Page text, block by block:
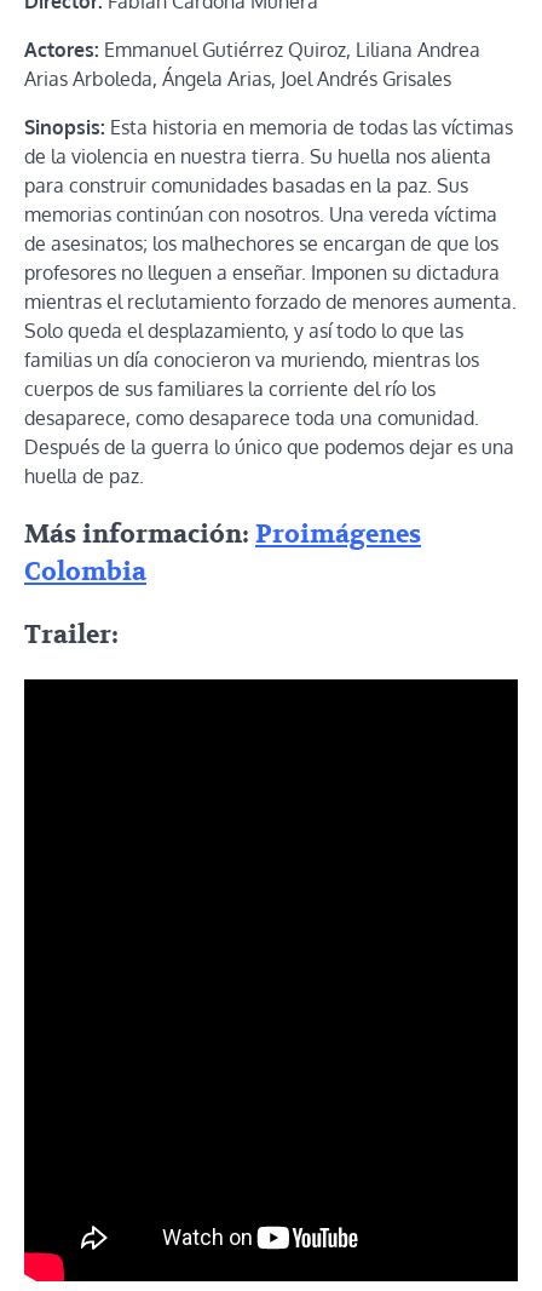
Actores: Emmanuel Gutiérrez Quiroz, Liliana Andrea
Arias Arboleda, Ángela Arias, Joel Andrés Grisales
Sinopsis: Esta historia en memoria de todas las víctimas
de la violencia en nuestra tierra. Su huella nos alienta
para construir comunidades basadas en la paz. Sus
memorias continúan con nosotros. Una vereda víctima
de asesinatos; los malhechores se encargan de que los
profesores no lleguen a enseñar. Imponen su dictadura
mientras el reclutamiento forzado de menores aumenta.
Solo queda el desplazamiento, y así todo lo que las
familias un día conocieron va muriendo, mientras los
cuerpos de sus familiares la corriente del río los
desaparece, como desaparece toda una comunidad.
Después de la guerra lo único que podemos dejar es una
huella de paz.
Más información: Proimágenes
Colombia
Trailer: